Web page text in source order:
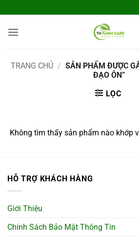
qua
nội
TRANG CHỦ / SẢN PHẨM ĐƯỢC
ĐẠO ÔN”
LỌC
Không tìm thấy sản phẩm nào khớp
HỖ TRỢ KHÁCH HÀNG
Giới Thiệu
Chính Sách Bảo Mật Thông Tin